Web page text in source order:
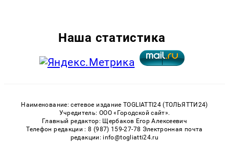
Наша статистика
Наименование: сетевое издание TOGLIATTI24 (ТОЛЬЯТТИ24)
Учредитель: ООО «Городской сайт».
Главный редактор: Щербаков Егор Алексеевич
Телефон редакции : 8 (987) 159-27-78 Электронная почта
редакции: info@togliatti24.ru